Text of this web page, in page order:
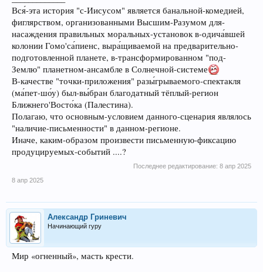
Вся́-эта история "с-Иисусом" является банальной-комедией,
фиглярством, организованными Высшим-Разумом для-
насаждения правильных моральных-установок в-одича́вшей
колонии Гомо'са́пиенс, выра́щиваемой на предварительно-
подготовленной планете, в-трансформированном "под-
Землю" планетном-ансамбле в Солнечной-системе
В-качестве "точки-приложения" разы́грываемого-спектакля
(ма́пет-шо́у) был-вы́бран благодатный тёплый-регион
Ближнего'Восто́ка (Палестина).
Полагаю, что основным-условием данного-сценария являлось
"наличие-письменности" в данном-регионе.
Иначе, каким-образом произвести письменную-фиксацию
продуцируемых-событий ....?
Последнее редактирование: 8 апр 2025
8 апр 2025
Александр Гриневич
Начинающий гуру
Мир «огненный», масть крести.